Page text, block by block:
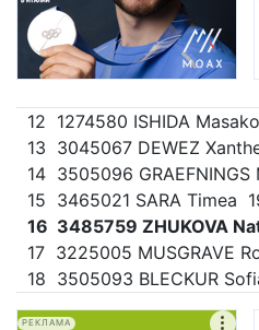
12 1274580 ISHIDA
13 3045067 DEWEZ
14 3505096
15 3465021 SARA Timea
16 3485759 ZHUKOVA
17 3225005 MUSGRAVE
18 3505093 BLECKUR
РЕКЛАМА